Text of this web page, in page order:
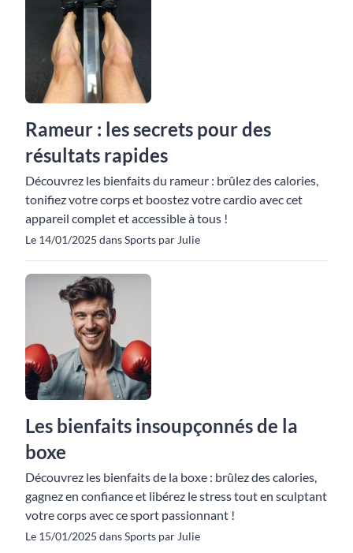
Rameur : les secrets pour des
résultats rapides
Découvrez les bienfaits du rameur : brûlez des calories,
tonifiez votre corps et boostez votre cardio avec cet
appareil complet et accessible à tous !
Le 14/01/2025 dans Sports par Julie
Les bienfaits insoupçonnés de la
boxe
Découvrez les bienfaits de la boxe : brûlez des calories,
gagnez en confiance et libérez le stress tout en sculptant
votre corps avec ce sport passionnant !
Le 15/01/2025 dans Sports par Julie